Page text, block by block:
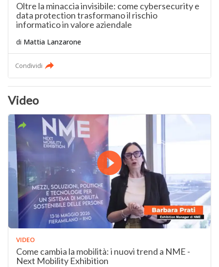
Oltre la minaccia invisibile: come cybersecurity e
data protection trasformano il rischio
informatico in valore aziendale
di Mattia Lanzarone
Condividi
Video
VIDEO
Come cambia la mobilità: i nuovi trend a NME -
Next Mobility Exhibition